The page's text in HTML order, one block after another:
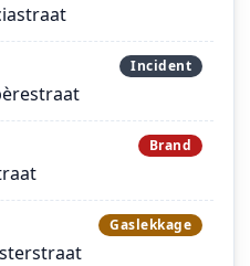
Incident
Brand
Gaslekkage